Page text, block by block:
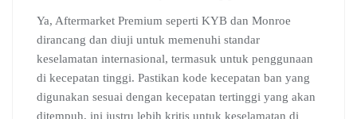
Ya, Aftermarket Premium seperti KYB dan Monroe
dirancang dan diuji untuk memenuhi standar
keselamatan internasional, termasuk untuk penggunaan
di kecepatan tinggi. Pastikan kode kecepatan ban yang
digunakan sesuai dengan kecepatan tertinggi yang akan
ditempuh, ini justru lebih kritis untuk keselamatan di